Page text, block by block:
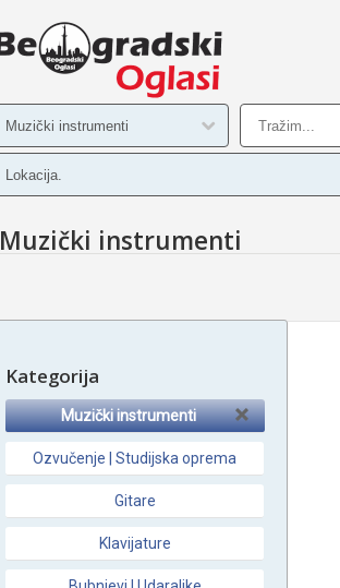
Muzički instrumenti
Kategorija
Muzički instrumenti
Ozvučenje | Studijska oprema
Gitare
Klavijature